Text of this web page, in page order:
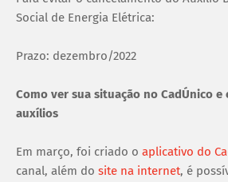
Social de Energia Elétrica:
Prazo: dezembro/2022
Como ver sua situação no CadÚnico
auxílios
Em março, foi criado o aplicativo do
canal, além do site na internet, é